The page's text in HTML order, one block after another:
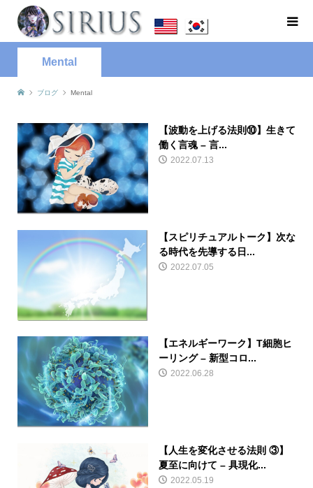
Mental
ブログ Mental
【波動を上げる法則⑩】生きて
働く言魂 – 言...
2022.07.13
【スピリチュアルトーク】次な
る時代を先導する日...
2022.07.05
【エネルギーワーク】T細胞ヒ
ーリング – 新型コロ...
2022.06.28
【人生を変化させる法則 ③】
夏至に向けて – 具現化...
2022.05.19